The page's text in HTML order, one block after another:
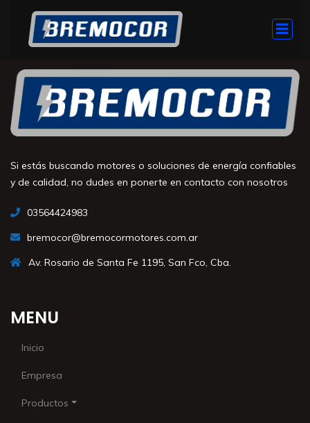
Si estás buscando motores o soluciones de energía confiables
y de calidad, no dudes en ponerte en contacto con nosotros
03564424983
bremocor@bremocormotores.com.ar
Av. Rosario de Santa Fe 1195, San Fco, Cba.
MENU
Inicio
Empresa
Productos